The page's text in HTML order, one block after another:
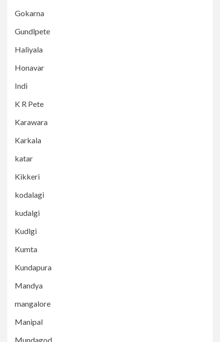
Gokarna
Gundlpete
Haliyala
Honavar
Indi
K R Pete
Karawara
Karkala
katar
Kikkeri
kodalagi
kudalgi
Kudlgi
Kumta
Kundapura
Mandya
mangalore
Manipal
Mundagod